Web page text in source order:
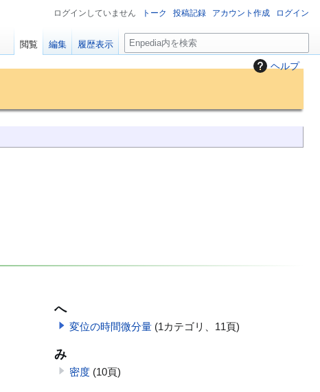
ヘルプ
へ
変位の時間微分量 (1カテゴリ、11頁)
み
密度 (10頁)
ログインしていません トーク 投稿記録 アカウント作成 ログイン
閲覧 編集 履歴表示
検
索